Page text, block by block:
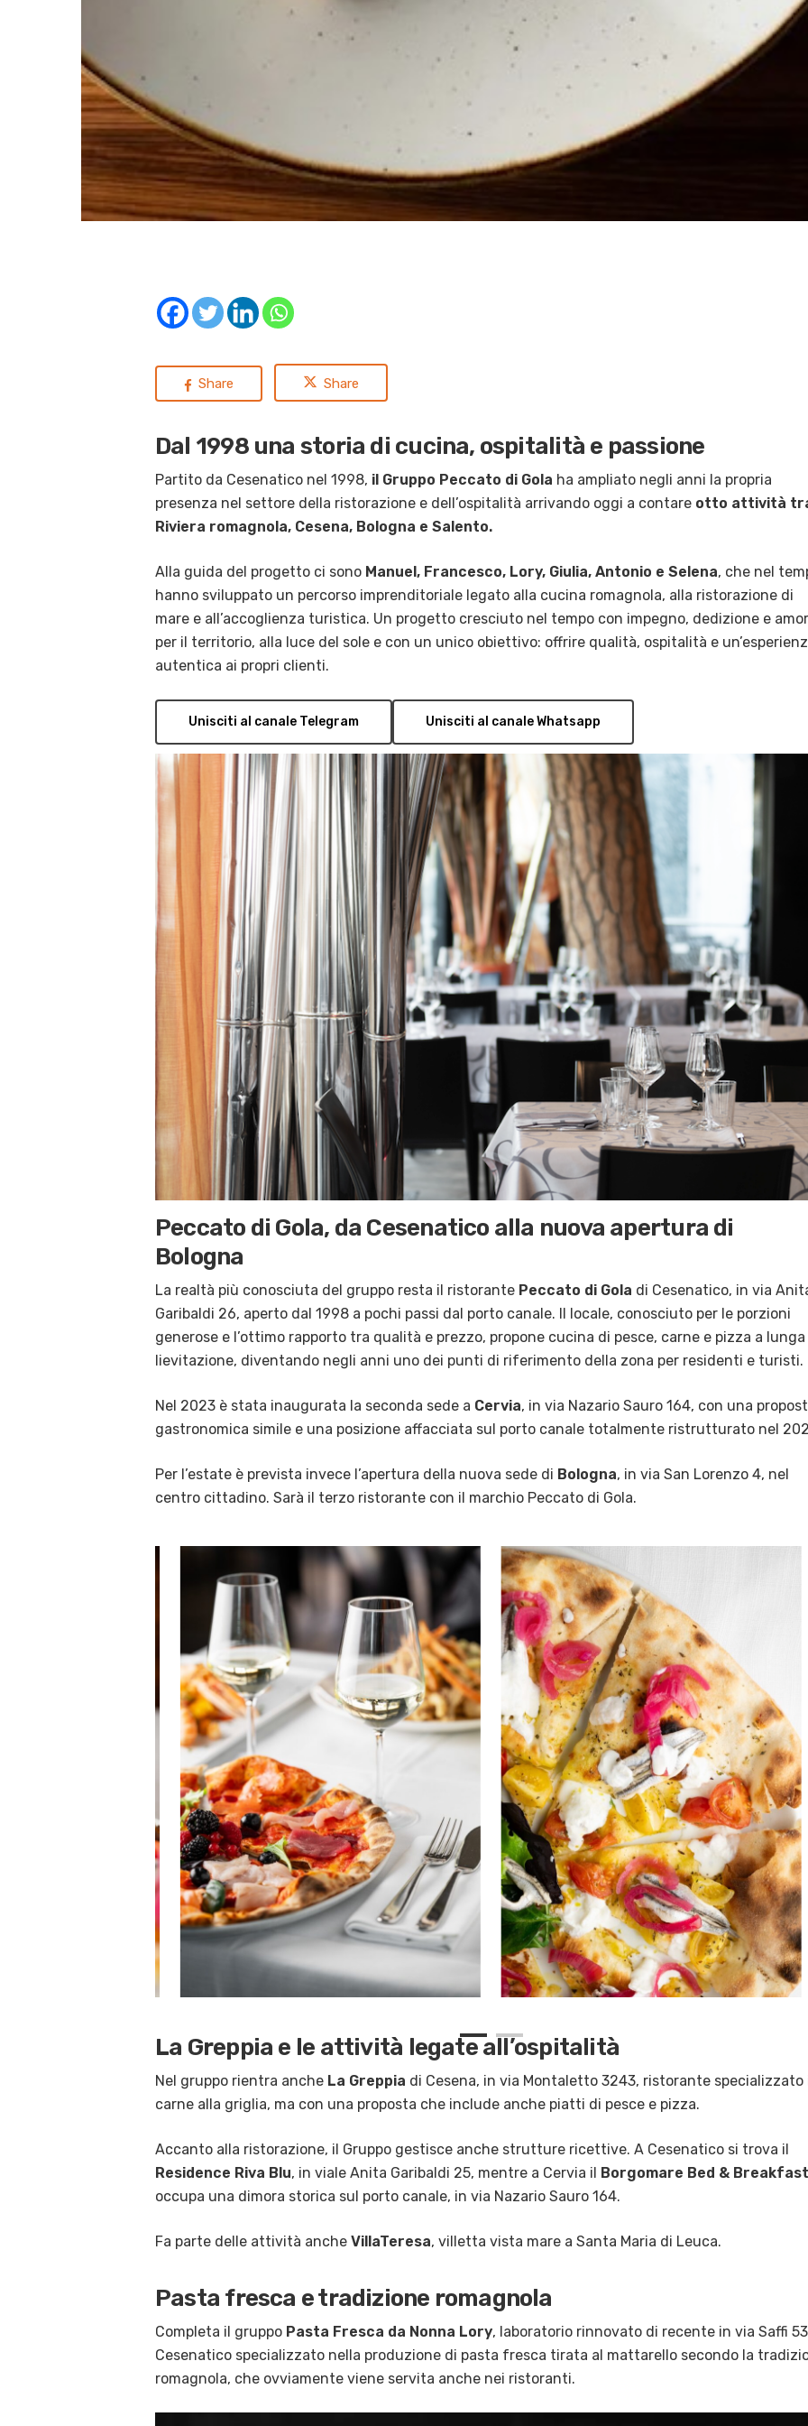
Share Share
Dal 1998 una storia di cucina, ospitalità e passione
Partito da Cesenatico nel 1998, il Gruppo Peccato di Gola ha ampliato negli anni la propria
presenza nel settore della ristorazione e dell’ospitalità arrivando oggi a contare otto attività
Riviera romagnola, Cesena, Bologna e Salento.
Alla guida del progetto ci sono Manuel, Francesco, Lory, Giulia, Antonio e Selena, che nel
hanno sviluppato un percorso imprenditoriale legato alla cucina romagnola, alla ristorazione di
mare e all’accoglienza turistica. Un progetto cresciuto nel tempo con impegno, dedizione e
per il territorio, alla luce del sole e con un unico obiettivo: offrire qualità, ospitalità e
autentica ai propri clienti.
Unisciti al canale Telegram Unisciti al canale Whatsapp
Peccato di Gola, da Cesenatico alla nuova apertura di
Bologna
La realtà più conosciuta del gruppo resta il ristorante Peccato di Gola di Cesenatico, in via
Garibaldi 26, aperto dal 1998 a pochi passi dal porto canale. Il locale, conosciuto per le porzioni
generose e l’ottimo rapporto tra qualità e prezzo, propone cucina di pesce, carne e pizza a lunga
lievitazione, diventando negli anni uno dei punti di riferimento della zona per residenti e turisti.
Nel 2023 è stata inaugurata la seconda sede a Cervia, in via Nazario Sauro 164, con una
gastronomica simile e una posizione affacciata sul porto canale totalmente ristrutturato nel
Per l’estate è prevista invece l’apertura della nuova sede di Bologna, in via San Lorenzo 4, nel
centro cittadino. Sarà il terzo ristorante con il marchio Peccato di Gola.
La Greppia e le attività legate all’ospitalità
Nel gruppo rientra anche La Greppia di Cesena, in via Montaletto 3243, ristorante specializzato
carne alla griglia, ma con una proposta che include anche piatti di pesce e pizza.
Accanto alla ristorazione, il Gruppo gestisce anche strutture ricettive. A Cesenatico si trova il
Residence Riva Blu, in viale Anita Garibaldi 25, mentre a Cervia il Borgomare Bed & Breakfast
occupa una dimora storica sul porto canale, in via Nazario Sauro 164.
Fa parte delle attività anche VillaTeresa, villetta vista mare a Santa Maria di Leuca.
Pasta fresca e tradizione romagnola
Completa il gruppo Pasta Fresca da Nonna Lory, laboratorio rinnovato di recente in via Saffi
Cesenatico specializzato nella produzione di pasta fresca tirata al mattarello secondo la
romagnola, che ovviamente viene servita anche nei ristoranti.